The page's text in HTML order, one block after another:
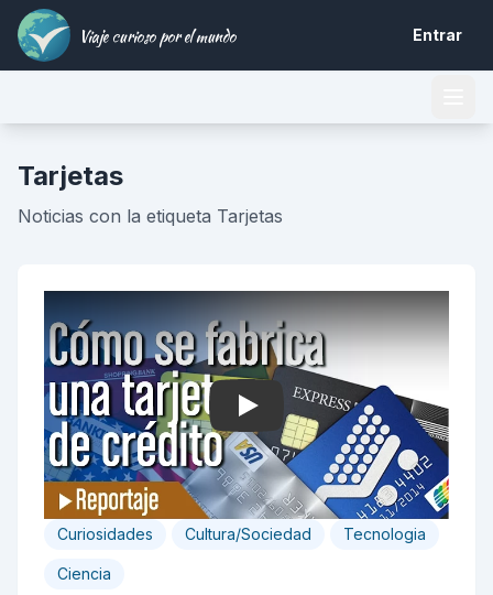
Viaje curioso por el mundo Entrar
Tarjetas
Noticias con la etiqueta Tarjetas
Play
Curiosidades Cultura/Sociedad Tecnologia
Ciencia